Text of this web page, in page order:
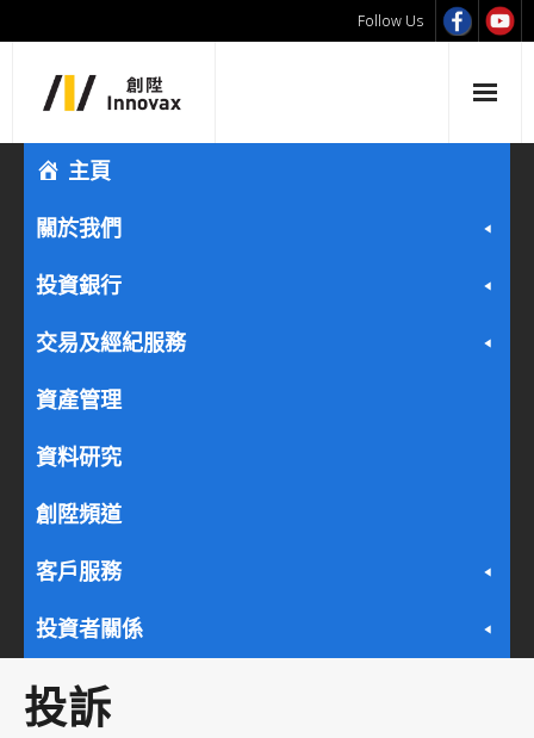
Follow Us
主頁
關於我們
投資銀行
交易及經紀服務
資產管理
資料研究
創陞頻道
客戶服務
投資者關係
投訴